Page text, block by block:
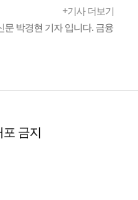
+기사 더보기
문 박경현 기자 입니다. 금융
금지